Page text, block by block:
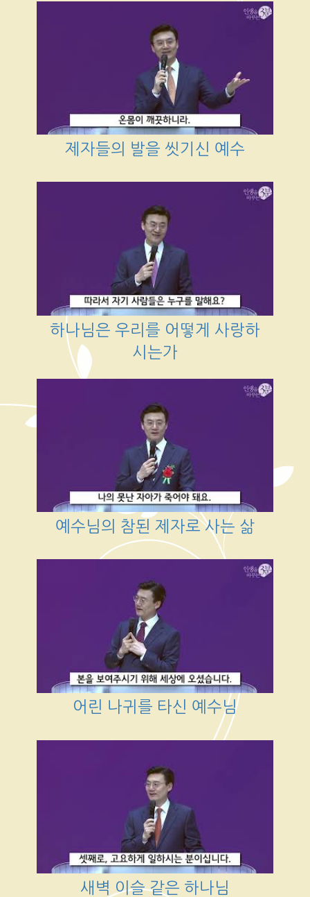
제자들의 발을 씻기신 예수
하나님은 우리를 어떻게 사랑하
시는가
예수님의 참된 제자로 사는 삶
어린 나귀를 타신 예수님
새벽 이슬 같은 하나님